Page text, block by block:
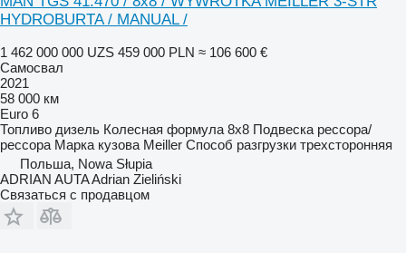
HYDROBURTA / MANUAL /
1 462 000 000 UZS 459 000 PLN ≈ 106 600 €
Самосвал
2021
58 000 км
Euro 6
Топливо дизель Колесная формула 8x8 Подвеска рессора/
рессора Марка кузова Meiller Способ разгрузки трехсторонняя
Польша, Nowa Słupia
ADRIAN AUTA Adrian Zieliński
Связаться с продавцом